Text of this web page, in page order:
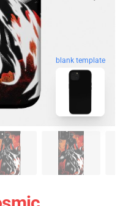
blank template